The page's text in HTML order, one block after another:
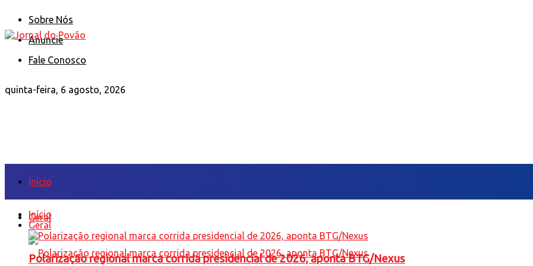
Sobre Nós
Anuncie
Fale Conosco
quinta-feira, 6 agosto, 2026
Início
Geral
Início
Geral
Polarização regional marca corrida presidencial de 2026, aponta BTG/Nexus